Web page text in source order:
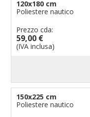
120x180 cm
Poliestere nautico
Prezzo cda:
59,00 €
(IVA inclusa)
150x225 cm
Poliestere nautico